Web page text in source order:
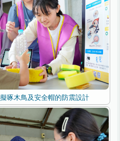
啄木鳥及安全帽的防震設計